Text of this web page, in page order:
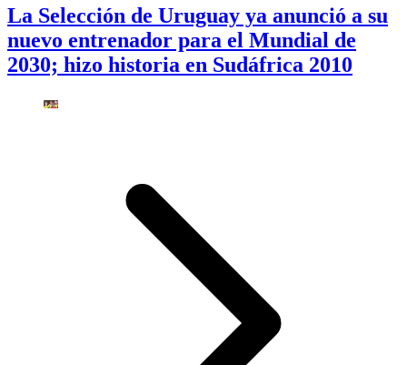
La Selección de Uruguay ya anunció a su
nuevo entrenador para el Mundial de
2030; hizo historia en Sudáfrica 2010